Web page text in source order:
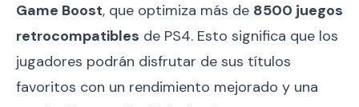
Game Boost, que optimiza más de 8500 juegos
retrocompatibles de PS4. Esto significa que los
jugadores podrán disfrutar de sus títulos
favoritos con un rendimiento mejorado y una